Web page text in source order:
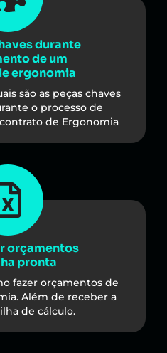
durante
de um
ergonomia
são as peças chaves
o processo de
de Ergonomia​​
orçamentos
pronta
fazer orçamentos de
Além de receber a
de cálculo.